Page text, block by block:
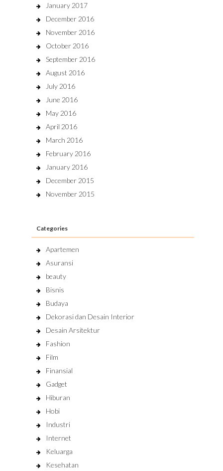
January 2017
December 2016
November 2016
October 2016
September 2016
August 2016
July 2016
June 2016
May 2016
April 2016
March 2016
February 2016
January 2016
December 2015
November 2015
Categories
Apartemen
Asuransi
beauty
Bisnis
Budaya
Dekorasi dan Desain Interior
Desain Arsitektur
Fashion
Film
Finansial
Gadget
Hiburan
Hobi
Industri
Internet
Keluarga
Kesehatan